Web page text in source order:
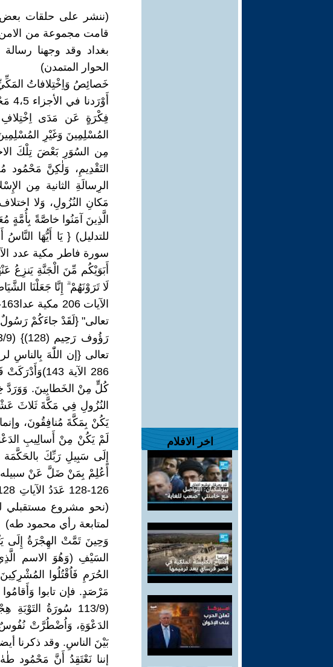
اخر الافلام
(ننشر على حلقات بعض
قامت مجموعة من الامن
بغداد وقد وجهنا
الحوار المتمدن)
خَصائِصُ وَاِخْتِلافاتُ
فِكْرَةٍ عَن مَدَى اِخْتِلافِ
المُسْلِمِينَ وَغَيْرِ
مِن السُوَرِ بَعْضَ تِلْكَ
التَقْدِيمِ، وَلٰكِنَّ
الرِسالَةِ الثانية مِن
مَكانِ النُزُولِ، وَلا
الَّذِينَ آمَنُوا خاصَّةً بِأُمَّةٍ
أَبَوَيْكُم مِّنَ الْجَنَّةِ يَنزِعُ
تعالى" {لَقَدْ جاءَكُمْ
286 الآية
كُلٍّ مِنْ الخَطابِينَ. وَوَرَدَّ
النُزُولِ فِي مَكَّةَ ثَلاثَ
يَكُنْ بِمَكَّةَ مُنافِقُونَ،
لَمْ يَكُنْ مِنْ أَسالِيبِ
إِلَى سَبِيلِ رَبِّكَ
لمتابعة رأي محمود طه)
وَحِينَ تَمَّتْ الهِجْرَةُ إِلَى
السَيْفِ (وَهُوَ الاسم
الحُرَمِ فَاُقْتُلُوا
الدَعْوَةِ، وَاُضْطُرَّتْ نُفُوسٌ
بَيْنَ الناسِ. وقد ذكرنا
إننا نَعْتَقِدُ أَنَّ مَحْمُود